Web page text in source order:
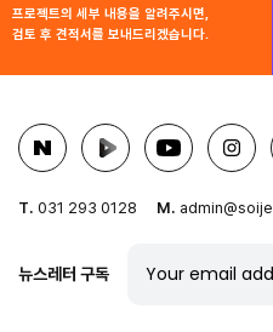
프로젝트의 세부 내용을 알려주시면,
검토 후 견적서를 보내드리겠습니다.
T. 031 293 0128 M.
뉴스레터 구독